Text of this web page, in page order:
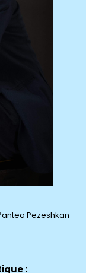
Pezeshkan
: